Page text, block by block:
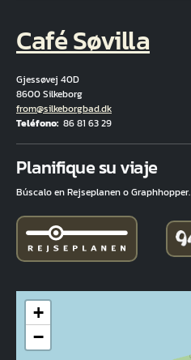
Café Søvilla
Gjessøvej 40D
8600 Silkeborg
Correo electrónico
from@silkeborgbad.dk
Teléfono 86 81 63 29
Planifique su viaje
Búscalo en Rejseplanen o Graphhopper.
+
−